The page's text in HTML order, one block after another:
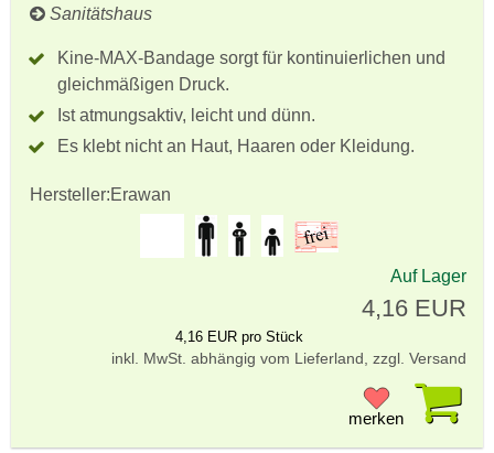
Sanitätshaus
Kine-MAX-Bandage sorgt für kontinuierlichen und
gleichmäßigen Druck.
Ist atmungsaktiv, leicht und dünn.
Es klebt nicht an Haut, Haaren oder Kleidung.
Hersteller:Erawan
Auf Lager
4,16 EUR
4,16 EUR pro Stück
inkl. MwSt. abhängig vom Lieferland, zzgl. Versand
merken